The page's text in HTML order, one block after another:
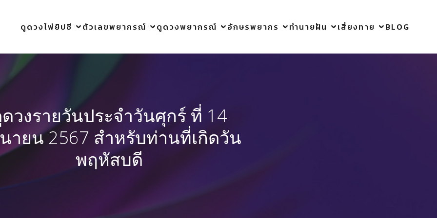
ดูดวงไพ่ยิปซี ตัวเลขพยากรณ์ ดูดวงพยากรณ์ อักษรพยากร ทำนายฝัน เสี่ยงทาย BLOG
วงรายวันประจำวันศุกร์ ที่ 14
ายน 2567 สำหรับท่านที่เกิดวัน
พฤหัสบดี